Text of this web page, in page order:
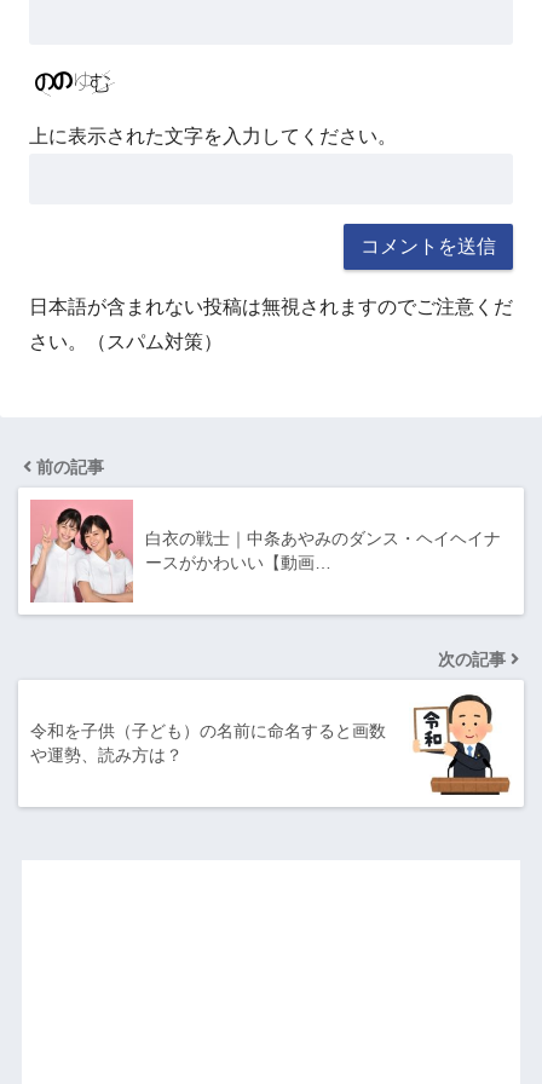
上に表示された文字を入力してください。
日本語が含まれない投稿は無視されますのでご注意くだ
さい。（スパム対策）
前の記事
白衣の戦士｜中条あやみのダンス・ヘイヘイナ
ースがかわいい【動画…
次の記事
令和を子供（子ども）の名前に命名すると画数
や運勢、読み方は？